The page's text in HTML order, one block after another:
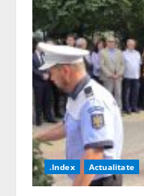
.Index Actualitate